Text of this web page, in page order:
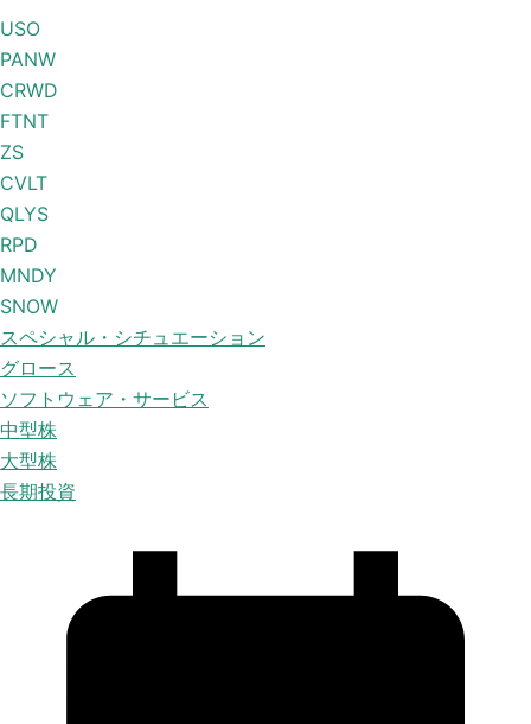
USO
PANW
CRWD
FTNT
ZS
CVLT
QLYS
RPD
MNDY
SNOW
スペシャル・シチュエーション
グロース
ソフトウェア・サービス
中型株
大型株
長期投資